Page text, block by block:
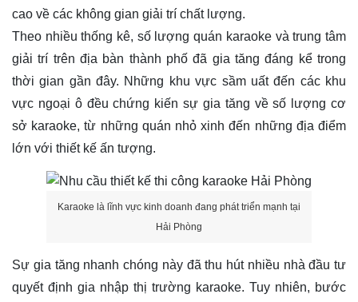
cao về các không gian giải trí chất lượng.
Theo nhiều thống kê, số lượng quán karaoke và trung tâm
giải trí trên địa bàn thành phố đã gia tăng đáng kể trong
thời gian gần đây. Những khu vực sầm uất đến các khu
vực ngoại ô đều chứng kiến sự gia tăng về số lượng cơ
sở karaoke, từ những quán nhỏ xinh đến những địa điểm
lớn với thiết kế ấn tượng.
Karaoke là lĩnh vực kinh doanh đang phát triển mạnh tại
Hải Phòng
Sự gia tăng nhanh chóng này đã thu hút nhiều nhà đầu tư
quyết định gia nhập thị trường karaoke. Tuy nhiên, bước